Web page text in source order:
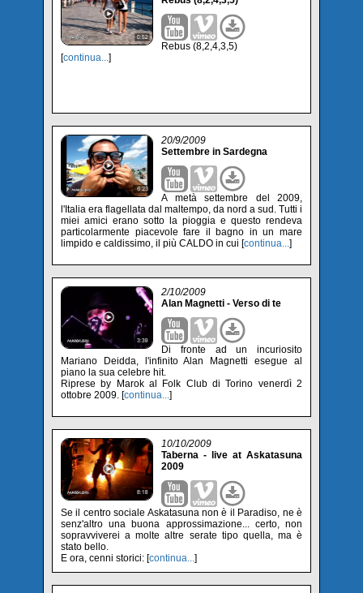
Rebus (8,2,4,3,5)
[continua...]
20/9/2009
Settembre in Sardegna
A metà settembre del 2009,
l'Italia era flagellata dal maltempo, da nord a sud. Tutti i
miei amici erano sotto la pioggia e questo rendeva
particolarmente piacevole fare il bagno in un mare
limpido e caldissimo, il più CALDO in cui [continua...]
2/10/2009
Alan Magnetti - Verso di te
Di fronte ad un incuriosito
Mariano Deidda, l'infinito Alan Magnetti esegue al
piano la sua celebre hit.
Riprese by Marok al Folk Club di Torino venerdì 2
ottobre 2009. [continua...]
10/10/2009
Taberna - live at Askatasuna
2009
Se il centro sociale Askatasuna non è il Paradiso, ne è
senz'altro una buona approssimazione... certo, non
sopravviverei a molte altre serate tipo quella, ma è
stato bello.
E ora, cenni storici: [continua...]